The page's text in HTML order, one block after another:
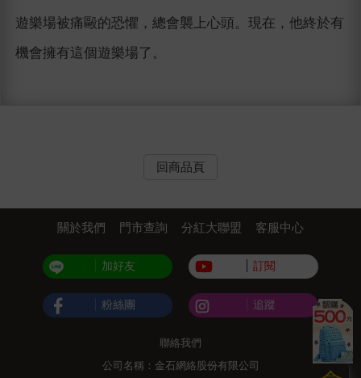
遊樂場被痛毆的恐懼，總會襲上心頭。現在，他終於有
機會擁有這個遊樂場了。
回商品頁
關於我們 門市查詢 分紅大聯盟 客服中心
加好友 訂閱
粉絲團 追蹤
聯絡我們
公司名稱：金石網絡股份有限公司